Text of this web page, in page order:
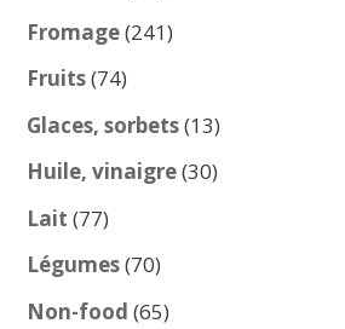
produits
Fromage 241241
Fruits 7474
produits
Glaces, sorbets 1313
produits
Huile, vinaigre 3030
Lait 7777
produits
Légumes 7070
produits
Non-food 6565